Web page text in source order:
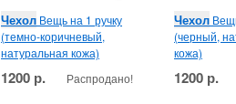
Чехол Вещь на 1 ручку
(темно-коричневый,
натуральная кожа)
1200 р. Распродано!
Чехол
(черный,
кожа)
1200 р.